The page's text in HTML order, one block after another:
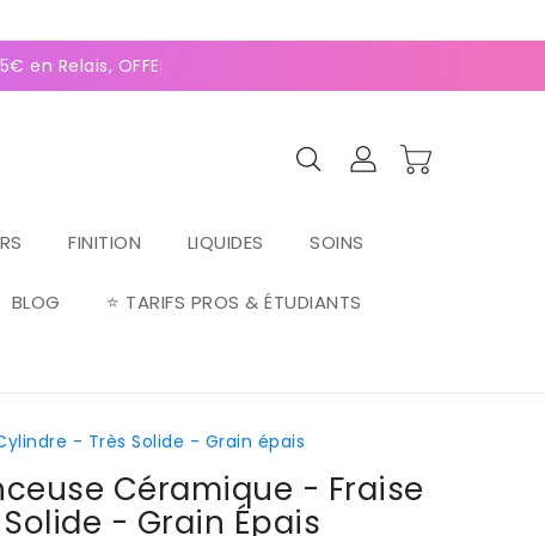
OFFERTE dès 70€ ⚡Paiement 2-4x Alma ⚡
FINITION LIQUIDES SOINS
BLOG ⭐ TARIFS PROS & ÉTUDIANTS
- Très Solide - Grain épais
Céramique - Fraise
- Grain Épais